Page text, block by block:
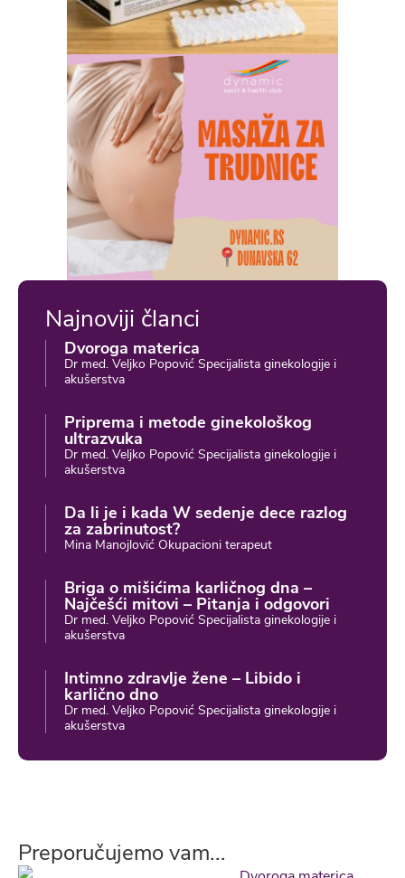
Najnoviji članci
Dvoroga materica
Dr med. Veljko Popović Specijalista ginekologije i
akušerstva
Priprema i metode ginekološkog
ultrazvuka
Dr med. Veljko Popović Specijalista ginekologije i
akušerstva
Da li je i kada W sedenje dece razlog
za zabrinutost?
Mina Manojlović Okupacioni terapeut
Briga o mišićima karličnog dna –
Najčešći mitovi – Pitanja i odgovori
Dr med. Veljko Popović Specijalista ginekologije i
akušerstva
Intimno zdravlje žene – Libido i
karlično dno
Dr med. Veljko Popović Specijalista ginekologije i
akušerstva
Preporučujemo vam...